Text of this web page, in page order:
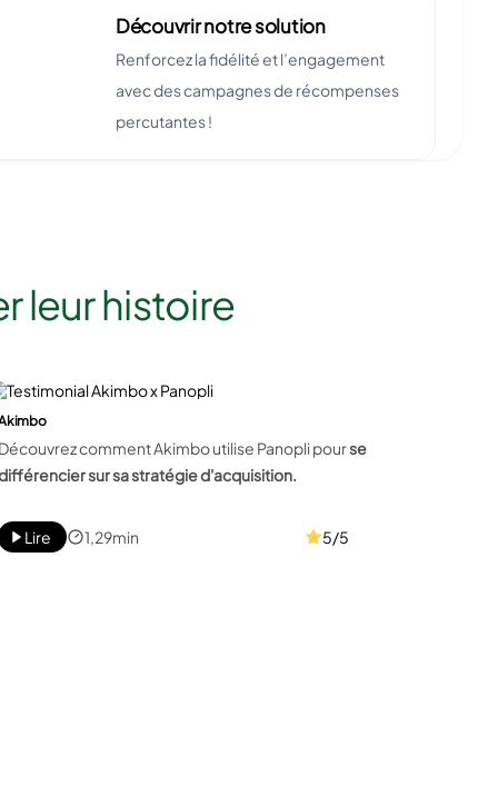
Découvrir notre solution
Renforcez la fidélité et l’engagement
avec des campagnes de récompenses
percutantes !
leur histoire
comment Akimbo utilise Panopli pourse
sur sa stratégie d'acquisition.
Lire 1,29min 5/5